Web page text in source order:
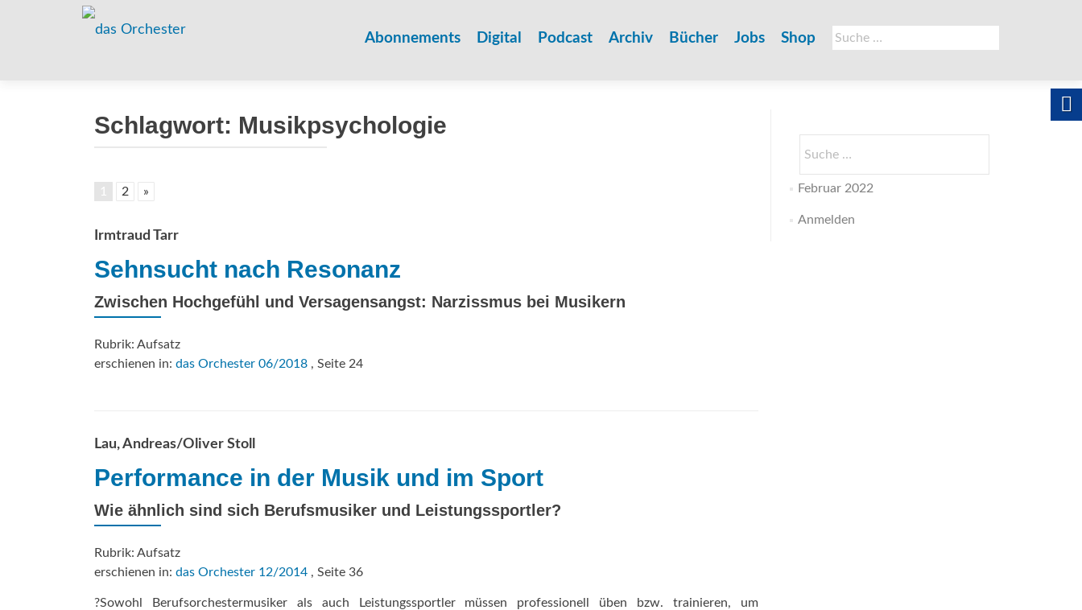
Suche
nach:
Abonnements Digital Podcast Archiv Bücher Jobs Shop
Schlagwort: Musikpsychologie
1 2 »
Irmtraud Tarr
Sehnsucht nach Resonanz
Zwischen Hochgefühl und Versagensangst: Narzissmus bei Musikern
Rubrik: Aufsatz
erschienen in: das Orchester 06/2018 , Seite 24
Lau, Andreas/Oliver Stoll
Performance in der Musik und im Sport
Wie ähnlich sind sich Berufsmusiker und Leistungssportler?
Rubrik: Aufsatz
erschienen in: das Orchester 12/2014 , Seite 36
?Sowohl Berufsorchestermusiker als auch Leistungssportler müssen professionell üben bzw. trainieren, um
nach:
Februar 2022
Anmelden